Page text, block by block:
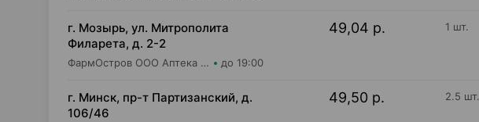
г. Мозырь, ул. Митрополита
Филарета, д. 2-2
ФармОстров ООО Аптека №18 до 19:00
49,04 р. 1 шт.
г. Минск, пр-т Партизанский, д.
106/46
49,50 р. 2.5 шт.